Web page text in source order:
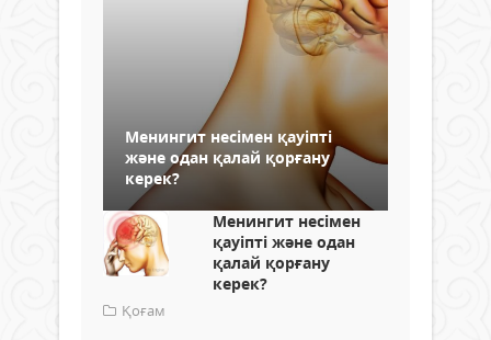
Менингит несімен қауіпті
және одан қалай қорғану
керек?
Менингит несімен
қауіпті және одан
қалай қорғану
керек?
Қоғам